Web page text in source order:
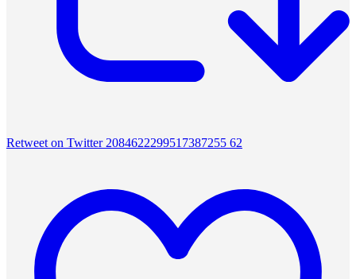
Retweet on Twitter 2084622299517387255 62